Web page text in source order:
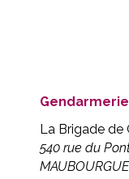
Gendarmerie
La Brigade de
540 rue du